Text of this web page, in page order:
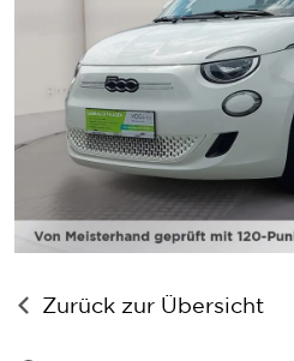
Zurück zur Übersicht